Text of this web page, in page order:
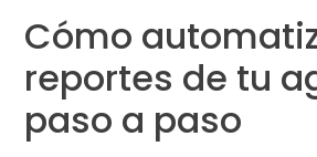
Cómo
reportes de tu
paso a paso